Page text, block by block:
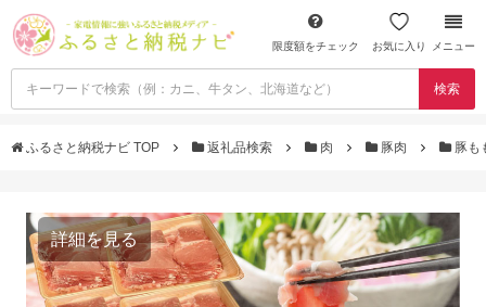
限度額をチェック お気に入り メニュー
検索
ふるさと納税ナビ TOP 返礼品検索 肉 豚肉 豚も
詳細を見る